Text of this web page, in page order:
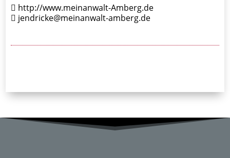
http://www.meinanwalt-Amberg.de
jendricke@meinanwalt-amberg.de